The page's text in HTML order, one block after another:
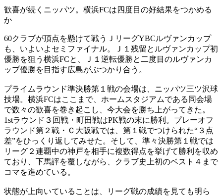
歓喜が続くニッパツ。横浜FCは四度目の好結果をつかめる
か
60クラブが頂点を懸けて戦うＪリーグYBCルヴァンカップ
も、いよいよセミファイナル。Ｊ１残留とルヴァンカップ初
優勝を狙う横浜FCと、Ｊ１逆転優勝と二度目のルヴァンカ
ップ優勝を目指す広島がぶつかり合う。
プライムラウンド準決勝第１戦の会場は、ニッパツ三ツ沢球
技場。横浜FCはここまで、ホームスタジアムである同会場
で数々の歓喜を巻き起こし、今大会を勝ち上がってきた。
1stラウンド３回戦・町田戦はPK戦の末に勝利。プレーオフ
ラウンド第２戦・Ｃ大阪戦では、第１戦でつけられた“３点
差”をひっくり返してみせた。そして、準々決勝第１戦では
リーグ２連覇中の神戸を相手に複数得点を挙げて勝利を収め
ており、下馬評を覆しながら、クラブ史上初のベスト４まで
コマを進めている。
状態が上向いていることは、リーグ戦の成績を見ても明ら